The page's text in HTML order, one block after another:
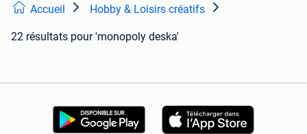
Accueil Hobby & Loisirs créatifs
22 résultats pour 'monopoly deska'